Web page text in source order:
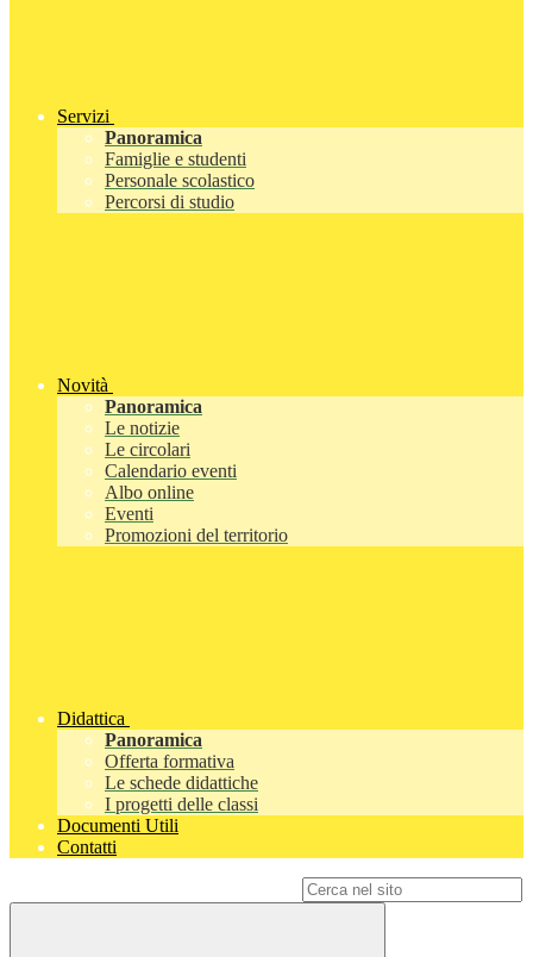
Servizi
Panoramica
Famiglie e studenti
Personale scolastico
Percorsi di studio
Novità
Panoramica
Le notizie
Le circolari
Calendario eventi
Albo online
Eventi
Promozioni del territorio
Didattica
Panoramica
Offerta formativa
Le schede didattiche
I progetti delle classi
Documenti Utili
Contatti